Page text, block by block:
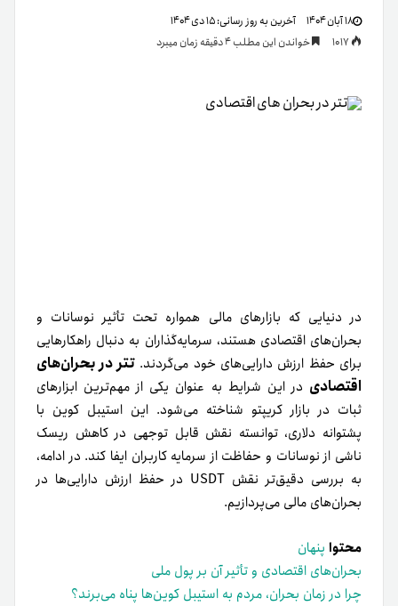
۱۸ آبان ۱۴۰۴ آخرین به روز رسانی:۱۵ دی ۱۴۰۴
خواندن این مطلب 4 دقیقه زمان میبرد
در دنیایی که بازارهای مالی همواره تحت تأثیر نوسانات و
بحران‌های اقتصادی هستند، سرمایه‌گذاران به دنبال راهکارهایی
برای حفظ ارزش دارایی‌های خود می‌گردند.تتر در بحران‌های
اقتصادی در این شرایط به عنوان یکی از مهم‌ترین ابزارهای
ثبات در بازار کریپتو شناخته می‌شود. این استیبل کوین با
پشتوانه دلاری، توانسته نقش قابل توجهی در کاهش ریسک
ناشی از نوسانات و حفاظت از سرمایه کاربران ایفا کند. در ادامه،
به بررسی دقیق‌تر نقش USDT در حفظ ارزش دارایی‌ها در
بحران‌های مالی می‌پردازیم.
محتوا پنهان
بحران‌های اقتصادی و تأثیر آن بر پول ملی
چرا در زمان بحران، مردم به استیبل کوین‌ها پناه می‌برند؟